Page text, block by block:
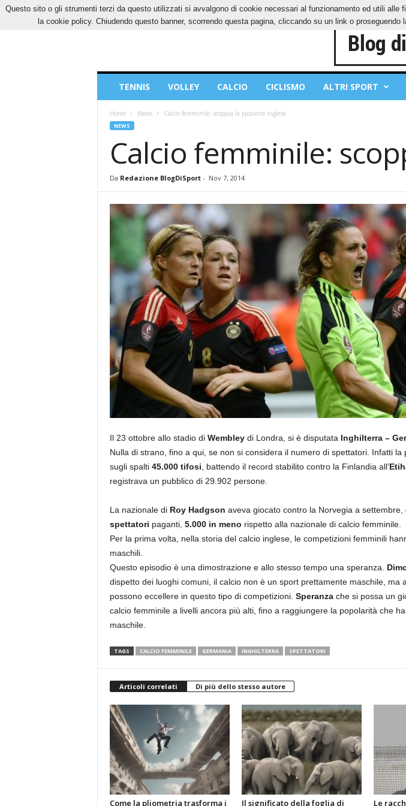
SABATO, 8 AGOSTO 2026 CONTATTI COOKIES PRIVACY POLICY
Sport
TENNIS VOLLEY CALCIO CICLISMO ALTRI SPORT
Home News Calcio femminile: scoppia la passione inglese
NEWS
Calcio femminile:
Da Redazione BlogDiSport- Nov 7, 2014
Il 23 ottobre allo stadio di Wembley di Londra, si è disputata Inghilterra –
Nulla di strano, fino a qui, se non si considera il numero di spettatori. Infatti la
sugli spalti 45.000 tifosi , battendo il record stabilito contro la Finlandia all’
registrava un pubblico di 29.902 persone.
La nazionale di Roy Hadgson aveva giocato contro la Norvegia a settembre,
spettatori paganti, 5.000 in meno rispetto alla nazionale di calcio femminile.
Per la prima volta, nella storia del calcio inglese, le competizioni femminili
maschili.
Questo episodio è una dimostrazione e allo stesso tempo una speranza.
dispetto dei luoghi comuni, il calcio non è un sport prettamente maschile, ma
possono eccellere in questo tipo di competizioni. Speranza che si possa un
calcio femminile a livelli ancora più alti, fino a raggiungere la popolarità che
maschile.
TAGS CALCIO FEMMINILE GERMANIA INGHILTERRA SPETTATORI
Articoli correlati Di più dello stesso autore
Come la pliometria trasforma i Il significato della foglia di Le
Questo sito o gli strumenti terzi da questo utilizzati si avvalgono di cookie necessari al funzionamento ed utili
la cookie policy. Chiudendo questo banner, scorrendo questa pagina, cliccando su un link o